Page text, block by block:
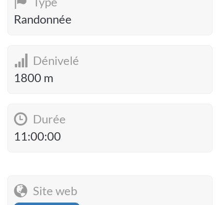
Randonnée
Dénivelé
1800 m
Durée
11:00:00
Site web